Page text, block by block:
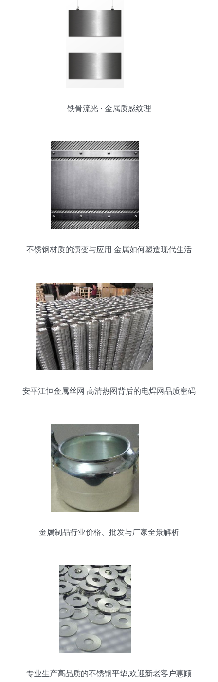
铁骨流光 · 金属质感纹理
不锈钢材质的演变与应用 金属如何塑造现代生活
安平江恒金属丝网 高清热图背后的电焊网品质密码
金属制品行业价格、批发与厂家全景解析
专业生产高品质的不锈钢平垫,欢迎新老客户惠顾